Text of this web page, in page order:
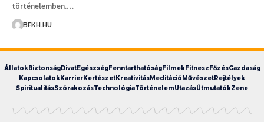
történelemben.…
BFKH.HU
ÁllatokBiztonságDivatEgészségFenntarthatóságFilmekFitneszFőzésGazdaság
KapcsolatokKarrierKertészetKreativitásMeditációMűvészetRejtélyek
SpiritualitásSzórakozásTechnológiaTörténelemUtazásÚtmutatókZene